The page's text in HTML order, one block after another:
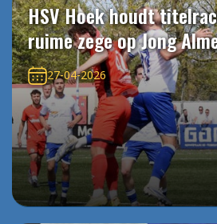
HSV Hoek houdt
ruime zege op Jong
27-04-2026